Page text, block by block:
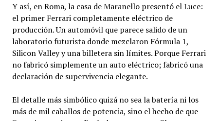
Y así, en Roma, la casa de Maranello presentó el Luce:
el primer Ferrari completamente eléctrico de
producción. Un automóvil que parece salido de un
laboratorio futurista donde mezclaron Fórmula 1,
Silicon Valley y una billetera sin límites. Porque Ferrari
no fabricó simplemente un auto eléctrico; fabricó una
declaración de supervivencia elegante.
El detalle más simbólico quizá no sea la batería ni los
más de mil caballos de potencia, sino el hecho de que